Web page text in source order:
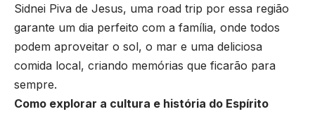
Sidnei Piva de Jesus, uma road trip por essa região
garante um dia perfeito com a família, onde todos
podem aproveitar o sol, o mar e uma deliciosa
comida local, criando memórias que ficarão para
sempre.
Como explorar a cultura e história do Espírito